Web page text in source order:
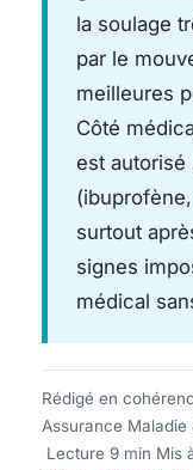
la soulage
par le
meilleures
Côté
est autorisé
surtout
signes
médical
Rédigé en
Assurance Maladie
Lecture 9 min Mis